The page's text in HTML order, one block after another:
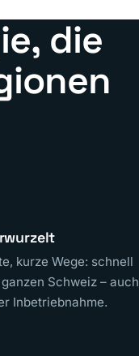
die
kurze Wege: schnell
Schweiz – auch
Inbetriebnahme.